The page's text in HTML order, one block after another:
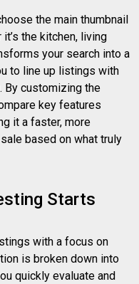
the main thumbnail
the kitchen, living
your search into a
to line up listings with
By customizing the
key features
it a faster, more
based on what truly
Starts
with a focus on
is broken down into
quickly evaluate and